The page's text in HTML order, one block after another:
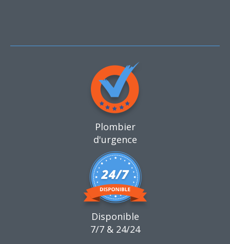
Plombier
d'urgence
Disponible
7/7 & 24/24